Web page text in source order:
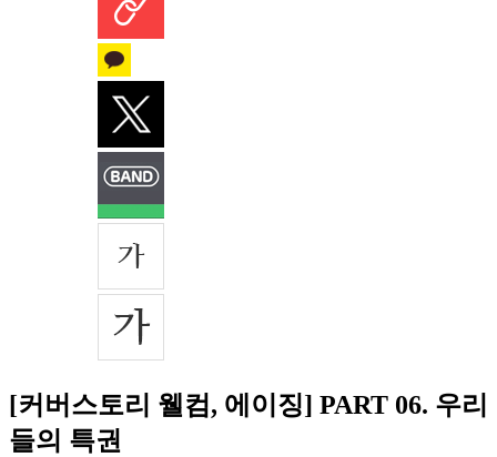
[커버스토리 웰컴, 에이징] PART 06. 우리
들의 특권